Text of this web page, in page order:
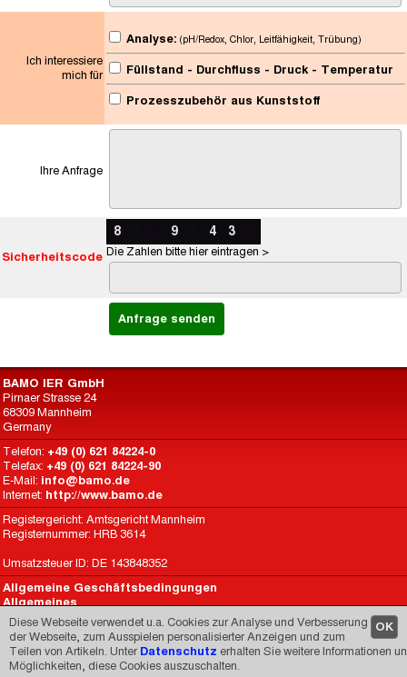
OK
Diese Webseite verwendet u.a. Cookies zur Analyse und Verbesserung
der Webseite, zum Ausspielen personalisierter Anzeigen und zum
Teilen von Artikeln. Unter Datenschutz erhalten Sie weitere Informationen
Möglichkeiten, diese Cookies auszuschalten.
Ich interessiere
mich für
Analyse: (pH/Redox, Chlor, Leitfähigkeit, Trübung)
Füllstand - Durchfluss - Druck - Temperatur
Prozesszubehör aus Kunststoff
Ihre Anfrage
Sicherheitscode
8 9 4 3
Die Zahlen bitte hier eintragen >
BAMO IER GmbH
Pirnaer Strasse 24
68309 Mannheim
Germany
Telefon: +49 (0) 621 84224-0
Telefax: +49 (0) 621 84224-90
E-Mail: info@bamo.de
Internet: http://www.bamo.de
Registergericht: Amtsgericht Mannheim
Registernummer: HRB 3614
Umsatzsteuer ID: DE 143848352
Allgemeine Geschäftsbedingungen
Allgemeines
Datenschutz
BAMO International
Made byCARIMEDIAsince 1998
© 1998-2026 -Impressum